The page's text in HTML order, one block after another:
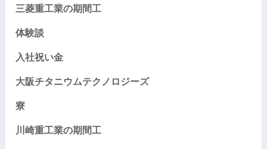
三菱重工業の期間工
体験談
入社祝い金
大阪チタニウムテクノロジーズ
寮
川崎重工業の期間工